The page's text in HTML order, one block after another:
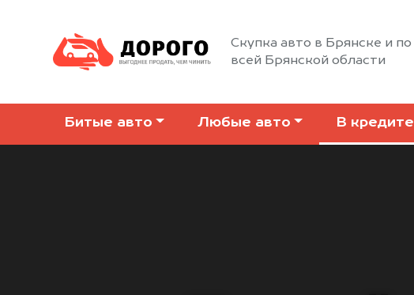
Скупка авто в Брянске и по
всей Брянской области
Битые авто Любые авто В кредите